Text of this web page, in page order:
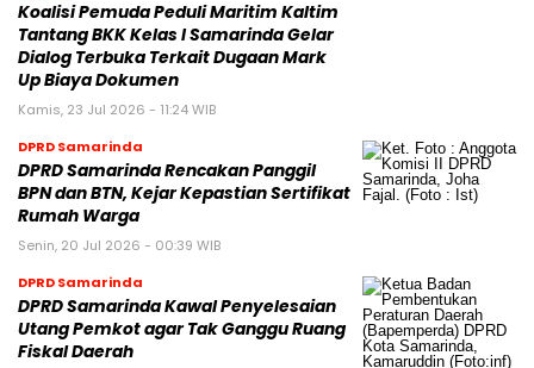
Koalisi Pemuda Peduli Maritim Kaltim
Tantang BKK Kelas I Samarinda Gelar
Dialog Terbuka Terkait Dugaan Mark
Up Biaya Dokumen
Kamis, 23 Jul 2026 - 11:24 WIB
DPRD Samarinda
DPRD Samarinda Rencakan Panggil
BPN dan BTN, Kejar Kepastian Sertifikat
Rumah Warga
Senin, 20 Jul 2026 - 00:39 WIB
DPRD Samarinda
DPRD Samarinda Kawal Penyelesaian
Utang Pemkot agar Tak Ganggu Ruang
Fiskal Daerah